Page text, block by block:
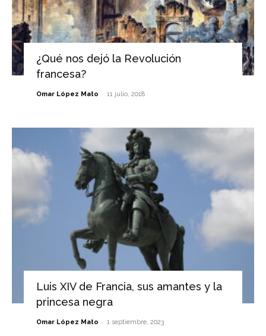
¿Qué nos dejó la Revolución
francesa?
Omar López Mato - 11 julio, 2018
Luis XIV de Francia, sus amantes y la
princesa negra
Omar López Mato - 1 septiembre, 2023